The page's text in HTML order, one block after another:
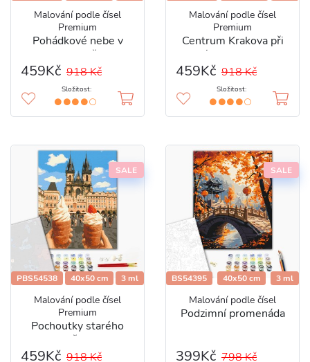
Malování podle čísel
Premium
Pohádkové nebe v
Krakově
459Kč 918 Kč
Složitost:
Malování podle čísel
Premium
Centrum Krakova při
západu slunce
459Kč 918 Kč
Složitost:
SALE
PBS54538 40x50 cm 3 ml
Malování podle čísel
Premium
Pochoutky starého
města
459Kč 918 Kč
SALE
BS54395 40x50 cm 3 ml
Malování podle čísel
Podzimní promenáda
399Kč 798 Kč